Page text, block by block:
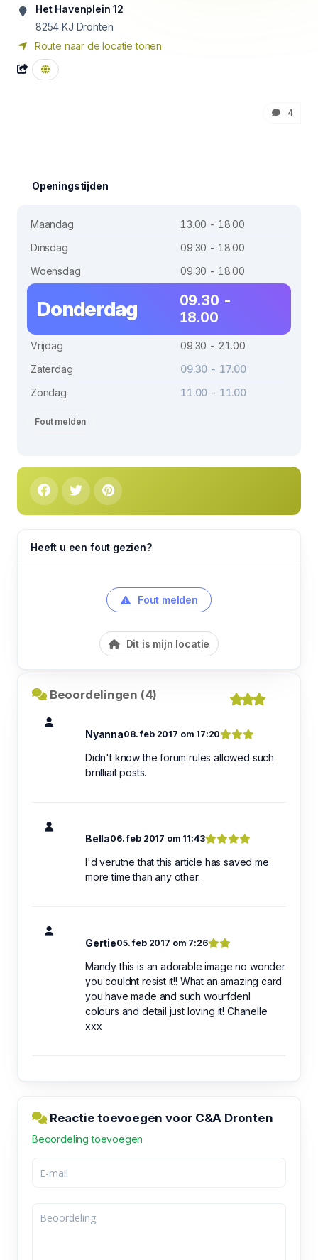
Het Havenplein 12
8254 KJ Dronten
Route naar de locatie tonen
4
Openingstijden
Maandag
13.00 - 18.00
Dinsdag
09.30 - 18.00
Woensdag
09.30 - 18.00
Donderdag
09.30 -
18.00
Vrijdag
09.30 - 21.00
Zaterdag
09.30 - 17.00
Zondag
11.00 - 11.00
Fout melden
Heeft u een fout gezien?
Fout melden
Dit is mijn locatie
Beoordelingen (4)
Nyanna08. feb 2017 om 17:20
Didn't know the forum rules allowed such
brnlliait posts.
Bella06. feb 2017 om 11:43
I'd verutne that this article has saved me
more time than any other.
Gertie05. feb 2017 om 7:26
Mandy this is an adorable image no wonder
you couldnt resist it!! What an amazing card
you have made and such wourfdenl
colours and detail just loving it! Chanelle
xxx
Reactie toevoegen voor C&A Dronten
Beoordeling toevoegen